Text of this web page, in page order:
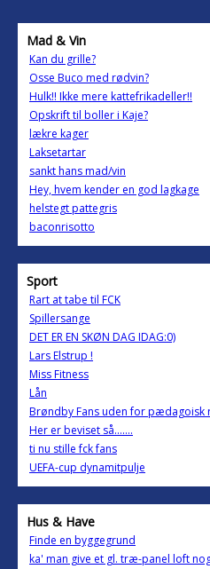
Mad & Vin
Kan du grille?
Osse Buco med rødvin?
Hulk!! Ikke mere kattefrikadeller!!
Opskrift til boller i Kaje?
lækre kager
Laksetartar
sankt hans mad/vin
Hey, hvem kender en god lagkage
helstegt pattegris
baconrisotto
Sport
Rart at tabe til FCK
Spillersange
DET ER EN SKØN DAG IDAG:0)
Lars Elstrup !
Miss Fitness
Lån
Brøndby Fans uden for pædagoisk
Her er beviset så.......
ti nu stille fck fans
UEFA-cup dynamitpulje
Hus & Have
Finde en byggegrund
ka' man give et gl. træ-panel loft